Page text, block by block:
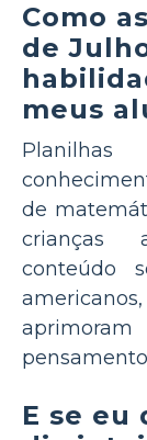
Como
de
meus
de
crianças
conteúdo
E se eu